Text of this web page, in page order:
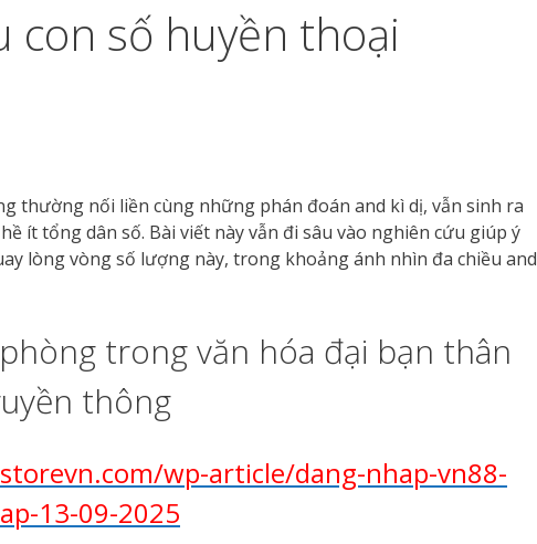
con số huyền thoại
thường nối liền cùng những phán đoán and kì dị, vẫn sinh ra
ít tổng dân số. Bài viết này vẫn đi sâu vào nghiên cứu giúp ý
lòng vòng số lượng này, trong khoảng ánh nhìn đa chiều and
trong văn hóa đại bạn thân
thông
wp-article/dang-nhap-vn88-
13-09-2025